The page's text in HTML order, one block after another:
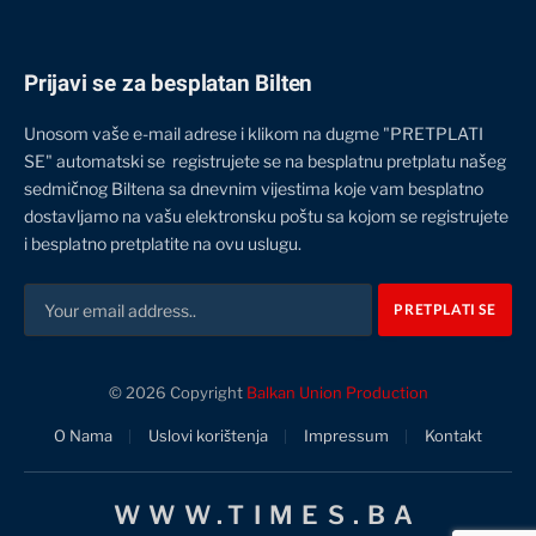
Prijavi se za besplatan Bilten
Unosom vaše e-mail adrese i klikom na dugme "PRETPLATI
SE" automatski se registrujete se na besplatnu pretplatu našeg
sedmičnog Biltena sa dnevnim vijestima koje vam besplatno
dostavljamo na vašu elektronsku poštu sa kojom se registrujete
i besplatno pretplatite na ovu uslugu.
© 2026 Copyright Balkan Union Production
O Nama Uslovi korištenja Impressum Kontakt
WWW.TIMES.BA